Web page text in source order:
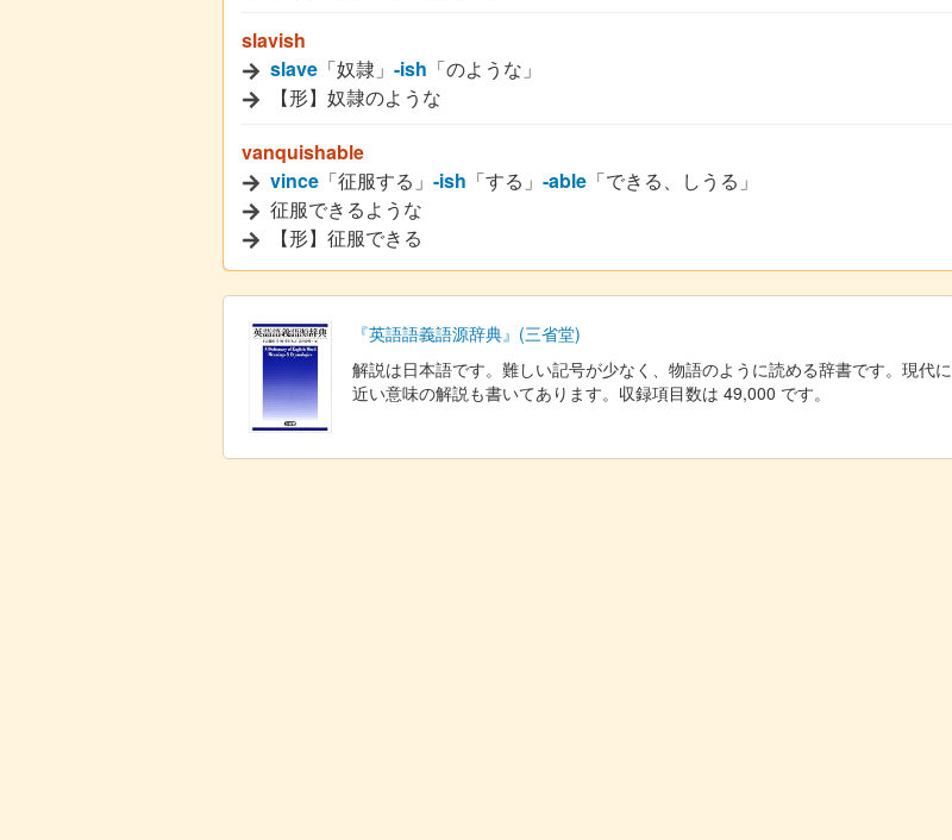
slavish
slave 「奴隷」 -ish 「のような」
【形】奴隷のような
vanquishable
vince 「征服する」 -ish 「する」 -able 「できる、しうる」
征服できるような
【形】征服できる
『英語語義語源辞典』(三省堂)
解説は日本語です。難しい記号が少なく、物語のように読める辞書です。現代に
近い意味の解説も書いてあります。収録項目数は 49,000 です。